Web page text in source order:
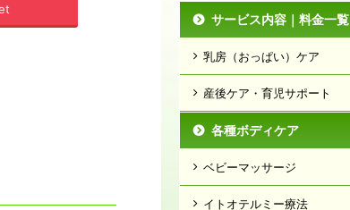
サービス内容｜料金一覧
乳房（おっぱい）ケア
産後ケア・育児サポート
各種ボディケア
ベビーマッサージ
イトオテルミー療法